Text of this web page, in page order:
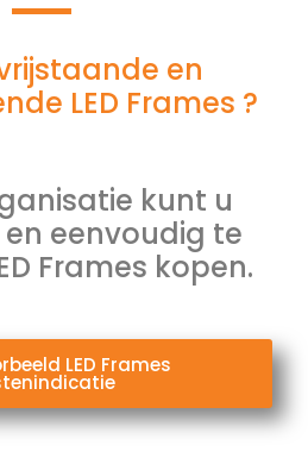
en
LED Frames ?
kunt u
eenvoudig te
Frames kopen.
LED Frames